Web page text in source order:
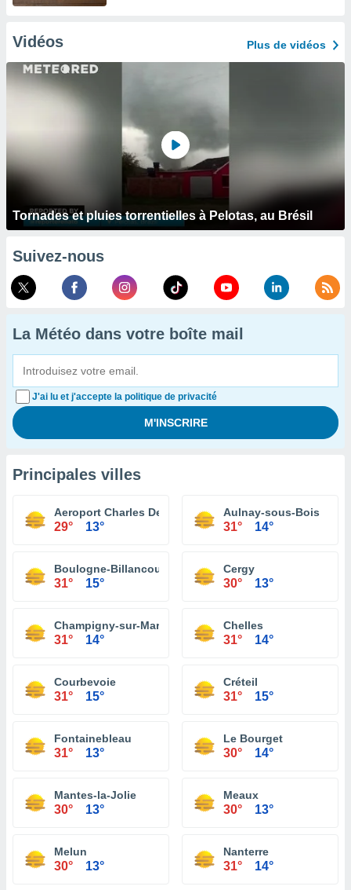
Vidéos Plus de vidéos
Tornades et pluies torrentielles à Pelotas, au Brésil
Suivez-nous
La Météo dans votre boîte mail
J'ai lu et j'accepte la politique de privacité
Principales villes
Aeroport Charles De Gaulle
29° 13°
Aulnay-sous-Bois
31° 14°
Boulogne-Billancourt
31° 15°
Cergy
30° 13°
Champigny-sur-Marne
31° 14°
Chelles
31° 14°
Courbevoie
31° 15°
Créteil
31° 15°
Fontainebleau
31° 13°
Le Bourget
30° 14°
Mantes-la-Jolie
30° 13°
Meaux
30° 13°
Melun
30° 13°
Nanterre
31° 14°